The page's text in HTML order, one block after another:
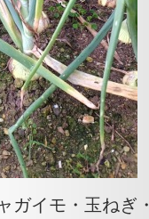
ガイモ・玉ねぎ